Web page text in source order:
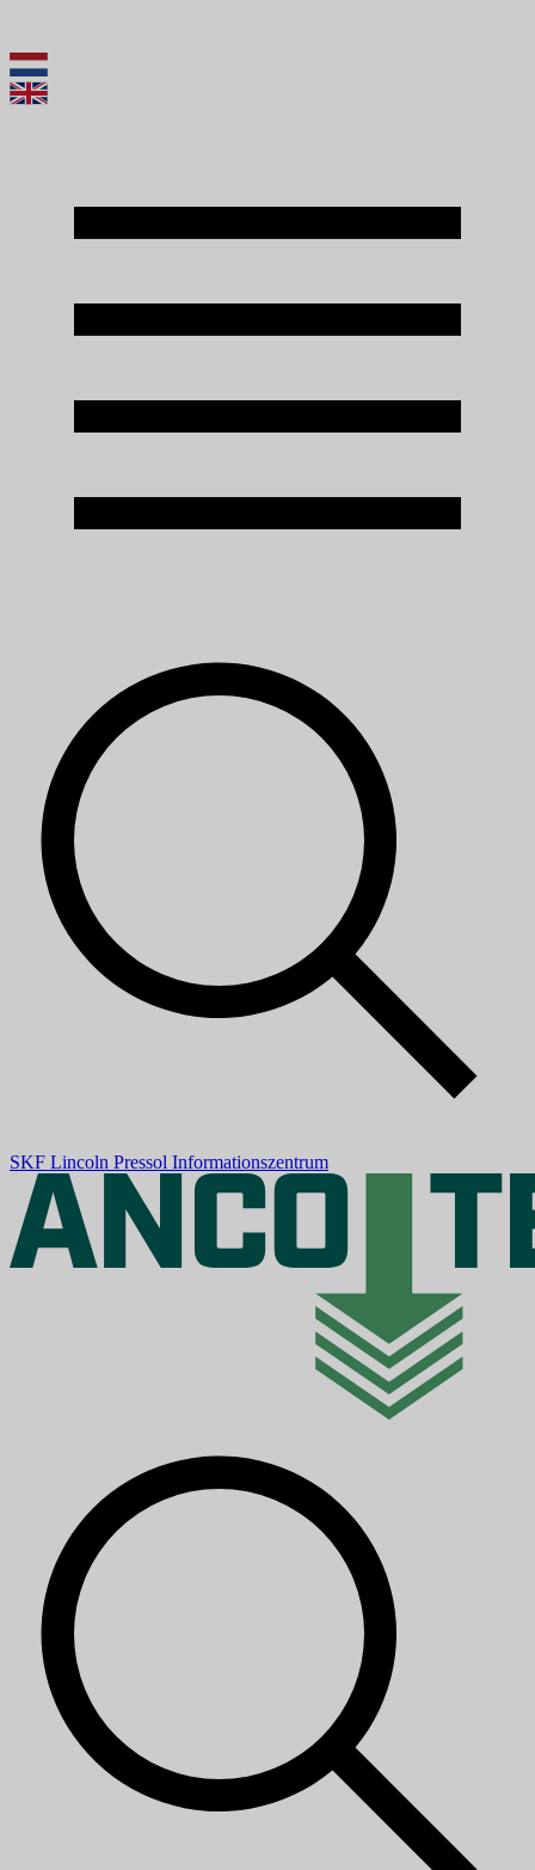
SKF Lincoln Pressol Informationszentrum